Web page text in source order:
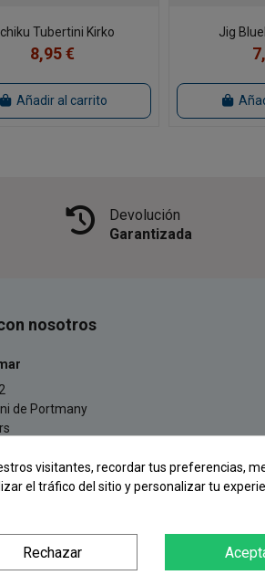
Tubertini Kirko
8,95 €
Añadir al carrito
Jig
Devolución
Garantizada
nosotros
de Portmany
visitantes, recordar tus preferencias,
el tráfico del sitio y personalizar tu
Rechazar